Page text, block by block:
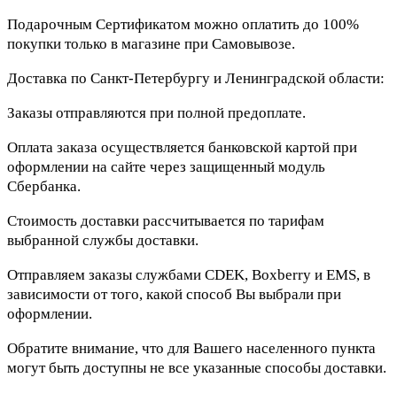
Подарочным Сертификатом можно оплатить до 100%
покупки только в магазине при Самовывозе.
Доставка по Санкт-Петербургу и Ленинградской области:
Заказы отправляются при полной предоплате.
Оплата заказа осуществляется банковской картой при
оформлении на сайте через защищенный модуль
Сбербанка.
Стоимость доставки рассчитывается по тарифам
выбранной службы доставки.
Отправляем заказы службами CDEK, Boxberry и EMS, в
зависимости от того, какой способ Вы выбрали при
оформлении.
Обратите внимание, что для Вашего населенного пункта
могут быть доступны не все указанные способы доставки.